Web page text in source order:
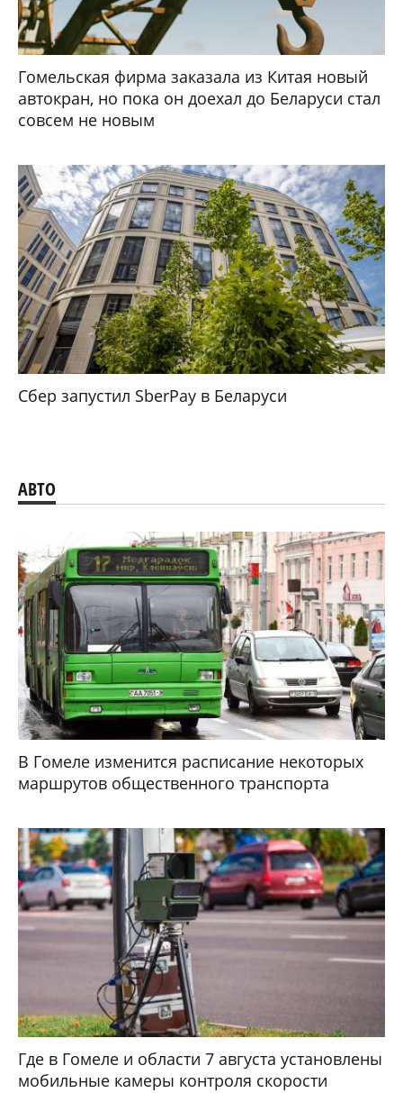
Гомельская фирма заказала из Китая новый
автокран, но пока он доехал до Беларуси стал
совсем не новым
Сбер запустил SberPay в Беларуси
АВТО
В Гомеле изменится расписание некоторых
маршрутов общественного транспорта
Где в Гомеле и области 7 августа установлены
мобильные камеры контроля скорости